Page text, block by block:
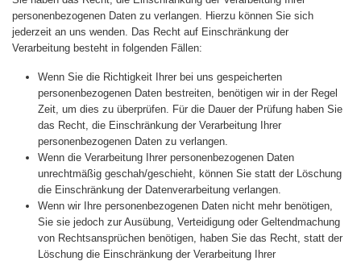
personenbezogenen Daten zu verlangen. Hierzu können Sie sich
jederzeit an uns wenden. Das Recht auf Einschränkung der
Verarbeitung besteht in folgenden Fällen:
Wenn Sie die Richtigkeit Ihrer bei uns gespeicherten
personenbezogenen Daten bestreiten, benötigen wir in der Regel
Zeit, um dies zu überprüfen. Für die Dauer der Prüfung haben Sie
das Recht, die Einschränkung der Verarbeitung Ihrer
personenbezogenen Daten zu verlangen.
Wenn die Verarbeitung Ihrer personenbezogenen Daten
unrechtmäßig geschah/geschieht, können Sie statt der Löschung
die Einschränkung der Datenverarbeitung verlangen.
Wenn wir Ihre personenbezogenen Daten nicht mehr benötigen,
Sie sie jedoch zur Ausübung, Verteidigung oder Geltendmachung
von Rechtsansprüchen benötigen, haben Sie das Recht, statt der
Löschung die Einschränkung der Verarbeitung Ihrer